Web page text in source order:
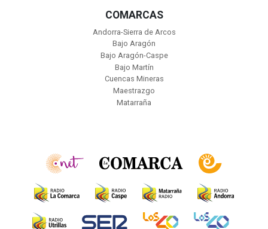
COMARCAS
Andorra-Sierra de Arcos
Bajo Aragón
Bajo Aragón-Caspe
Bajo Martín
Cuencas Mineras
Maestrazgo
Matarraña